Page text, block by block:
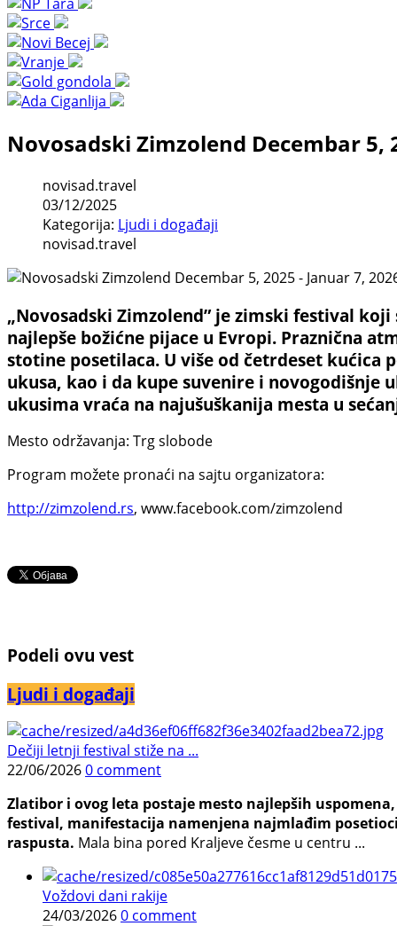
Novosadski Zimzolend Decembar 5,
novisad.travel
03/12/2025
Kategorija: Ljudi i događaji
novisad.travel
„Novosadski Zimzolend” je zimski festival
najlepše božićne pijace u Evropi. Praznična
stotine posetilaca. U više od četrdeset
ukusa, kao i da kupe suvenire i
ukusima vraća na najušuškanija mesta u
Mesto održavanja: Trg slobode
Program možete pronaći na sajtu organizatora:
http://zimzolend.rs, www.facebook.com/zimzolend
Podeli ovu vest
Ljudi i događaji
Dečiji letnji festival stiže na ...
22/06/20260 comment
Zlatibor i ovog leta postaje mesto najlepših
festival, manifestacija namenjena najmlađim
raspusta. Mala bina pored Kraljeve česme u centru ...
Voždovi dani rakije
24/03/20260 comment